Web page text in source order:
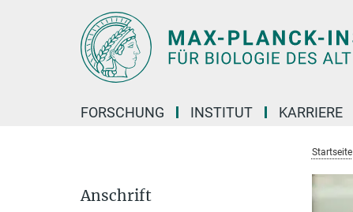
FORSCHUNG INSTITUT KARRIERE
Startseite
Anschrift